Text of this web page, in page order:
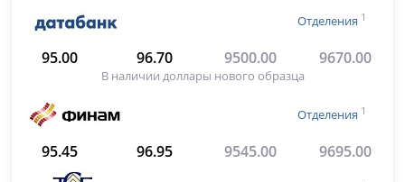
Отделения 1
95.00 96.70 9500.00 9670.00
В наличии доллары нового образца
Отделения 1
95.45 96.95 9545.00 9695.00